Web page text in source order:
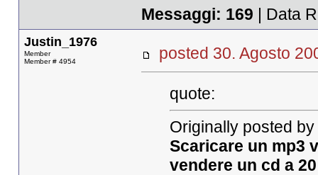
Messaggi: 169 | Data
Justin_1976
Member
Member # 4954
posted 30. Agosto
quote:
Originally posted by
Scaricare un mp3
vendere un cd a